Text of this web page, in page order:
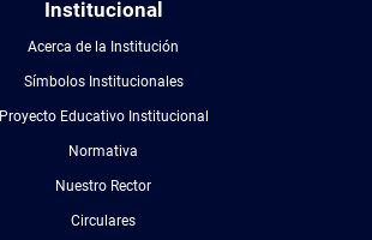
Institucional
Acerca de la Institución
Símbolos Institucionales
Proyecto Educativo Institucional
Normativa
Nuestro Rector
Circulares